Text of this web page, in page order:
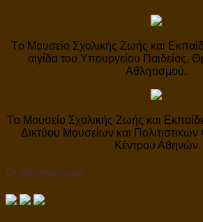
Tο Μουσείο Σχολικής Ζωής και
αιγίδα του Υπουργείου Παιδείας,
Αθλητισμού.
Tο Μουσείο Σχολικής Ζωής και
Δικτύου Μουσείων και
Κέντρου Αθηνών
Οι χορηγοί μας